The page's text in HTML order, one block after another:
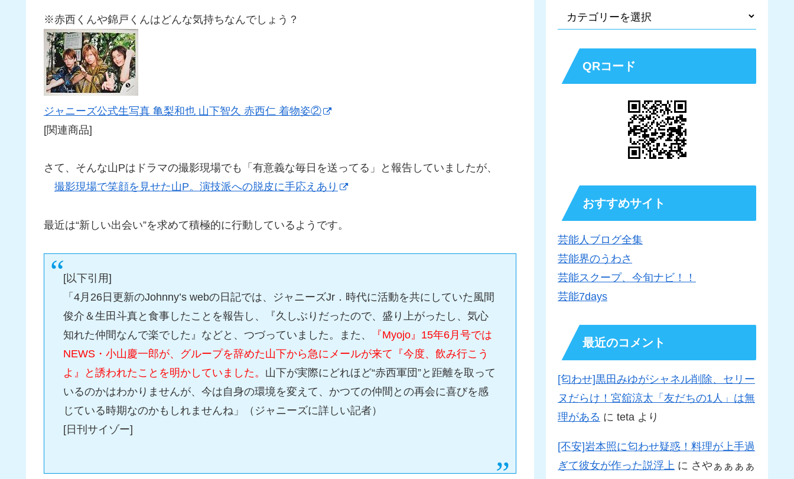
※赤西くんや錦戸くんはどんな気持ちなんでしょう？
ジャニーズ公式生写真 亀梨和也 山下智久 赤西仁 着物姿②
[関連商品]
さて、そんな山Pはドラマの撮影現場でも「有意義な毎日を送ってる」と報告していましたが、
撮影現場で笑顔を見せた山P。演技派への脱皮に手応えあり
最近は“新しい出会い”を求めて積極的に行動しているようです。
[以下引用]
「4月26日更新のJohnny’s webの日記では、ジャニーズJr．時代に活動を共にしていた風間
俊介＆生田斗真と食事したことを報告し、『久しぶりだったので、盛り上がったし、気心
知れた仲間なんで楽でした』などと、つづっていました。また、
『Myojo』15年6月号では
NEWS・小山慶一郎が、グループを辞めた山下から急にメールが来て『今度、飲み行こう
よ』と誘われたことを明かしていました。 山下が実際にどれほど“赤西軍団”と距離を取って
いるのかはわかりませんが、今は自身の環境を変えて、かつての仲間との再会に喜びを感
じている時期なのかもしれませんね」（ジャニーズに詳しい記者）
[日刊サイゾー]
QRコード
おすすめサイト
芸能人ブログ全集
芸能界のうわさ
芸能スクープ、今旬ナビ！！
芸能7days
最近のコメント
[匂わせ]黒田みゆがシャネル削除、セリー
ヌだらけ！宮舘涼太「友だちの1人」は無
理がある に teta より
[不安]岩本照に匂わせ疑惑！料理が上手過
ぎて彼女が作った説浮上 に さやぁぁぁぁ